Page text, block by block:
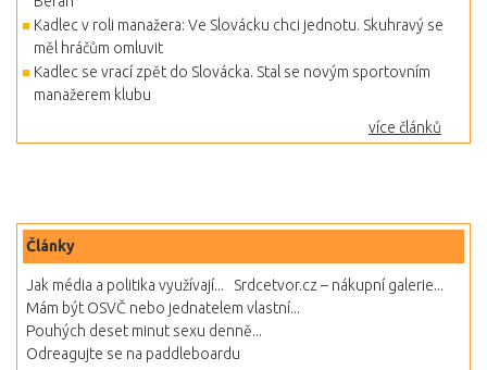
Kadlec v roli manažera: Ve Slovácku chci jednotu. Skuhravý se
měl hráčům omluvit
Kadlec se vrací zpět do Slovácka. Stal se novým sportovním
manažerem klubu
více článků
Články
Jak média a politika využívají...
Srdcetvor.cz – nákupní galerie...
Mám být OSVČ nebo jednatelem vlastní...
Pouhých deset minut sexu denně...
Odreagujte se na paddleboardu